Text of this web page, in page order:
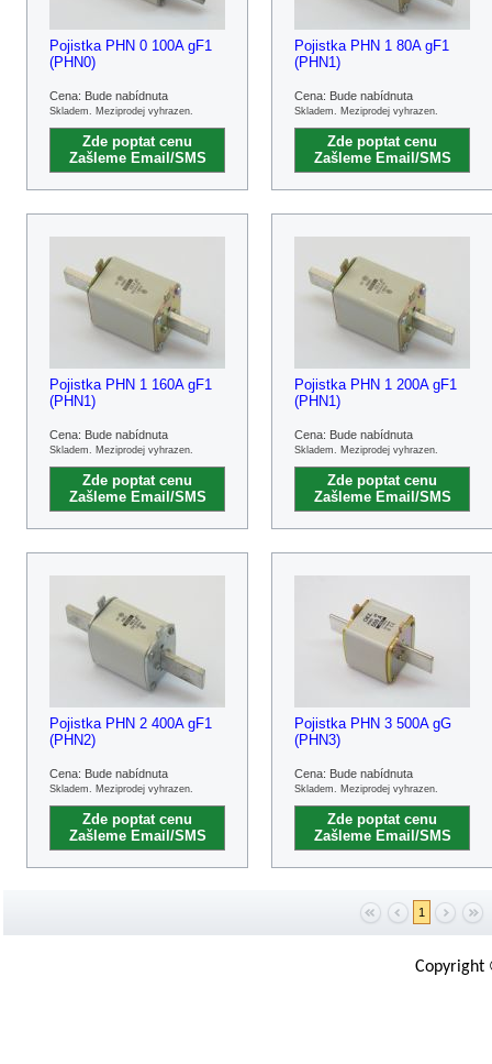
Pojistka PHN 0 100A gF1
(PHN0)
Cena: Bude nabídnuta
Skladem. Meziprodej vyhrazen.
Zde poptat cenu
Zašleme Email/SMS
Pojistka PHN 1 80A gF1
(PHN1)
Cena: Bude nabídnuta
Skladem. Meziprodej vyhrazen.
Zde poptat cenu
Zašleme Email/SMS
Pojistka PHN 1 160A gF1
(PHN1)
Cena: Bude nabídnuta
Skladem. Meziprodej vyhrazen.
Zde poptat cenu
Zašleme Email/SMS
Pojistka PHN 1 200A gF1
(PHN1)
Cena: Bude nabídnuta
Skladem. Meziprodej vyhrazen.
Zde poptat cenu
Zašleme Email/SMS
Pojistka PHN 2 400A gF1
(PHN2)
Cena: Bude nabídnuta
Skladem. Meziprodej vyhrazen.
Zde poptat cenu
Zašleme Email/SMS
Pojistka PHN 3 500A gG
(PHN3)
Cena: Bude nabídnuta
Skladem. Meziprodej vyhrazen.
Zde poptat cenu
Zašleme Email/SMS
1
Copyright